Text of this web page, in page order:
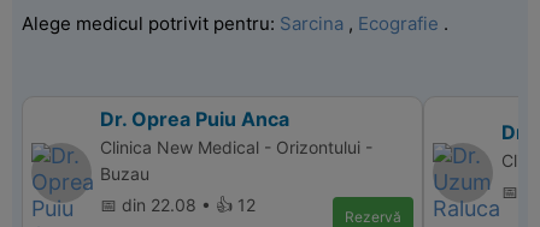
Alege medicul potrivit pentru: Sarcina , Ecografie .
Dr. Oprea Puiu Anca
Clinica New Medical - Orizontului -
Buzau
📅 din 22.08 • 👍 12
Rezervă
Dr.
📅